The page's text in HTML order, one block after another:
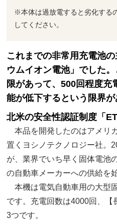
※本体は過放電すると劣化する
してください。
これまでの非常用充電池
ウムイオン電池」でした
限があって、500回程度充
能が低下するという限界が
北米の安全性認証制度「
本品を開発したのはアメリ
置くヨシノテクノロジー社。
が、業界でいち早く固体電池
の自動車メーカーへの供給を
本機は電気自動車用の大型
です。充電回数は4000回、
3つです。